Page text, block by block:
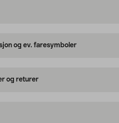
og ev. faresymboler
og returer